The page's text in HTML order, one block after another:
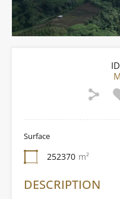
Surface
252370 m²
DESCRIPTION